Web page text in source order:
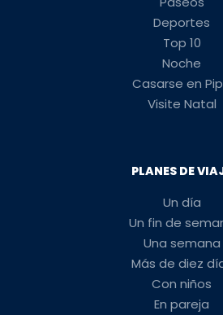
Deportes
Top 10
Noche
Casarse en
Visite Natal
PLANES DE
Un día
Un fin de
Una semana
Más de diez
Con niños
En pareja